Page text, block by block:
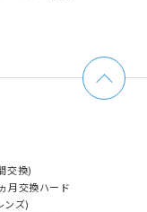
交換)
月交換ハード
ンズ)